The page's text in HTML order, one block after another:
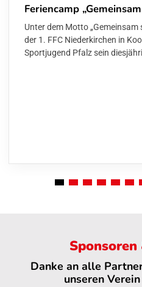
Feriencamp
Unter dem Motto
der 1. FFC Niederkirchen in
Sportjugend Pfalz sein
Danke an alle
unseren